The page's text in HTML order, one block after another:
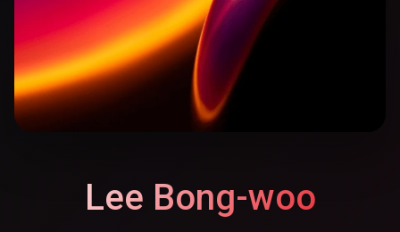
Lee Bong-woo